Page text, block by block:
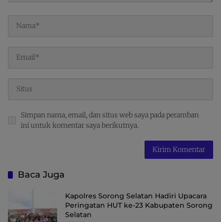
Simpan nama, email, dan situs web saya pada peramban
ini untuk komentar saya berikutnya.
Baca Juga
Kapolres Sorong Selatan Hadiri Upacara
Peringatan HUT ke-23 Kabupaten Sorong
Selatan